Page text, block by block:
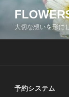
ン
ン
大切な想いを形に
予約システム